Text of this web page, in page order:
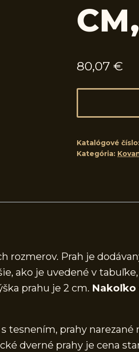
80,07 €
Katalógové
Kategória:
rozmerov. Prah je
ako je uvedené v
prahu je 2 cm. Nakoľko
tesnením, prahy
dverné prahy je cena